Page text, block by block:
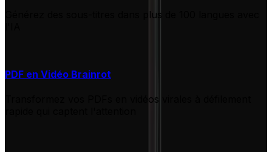
Générez des sous-titres dans plus de 100 langues avec
PDF en Vidéo Brainrot
Transformez vos PDFs en vidéos virales à défilement